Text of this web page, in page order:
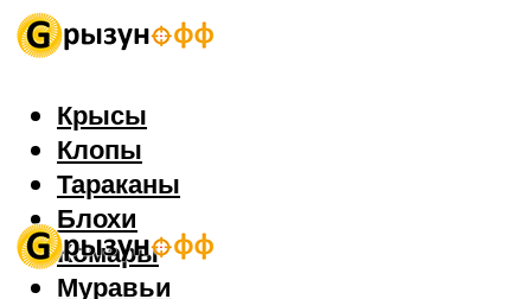
Крысы
Клопы
Тараканы
Блохи
Комары
Муравьи